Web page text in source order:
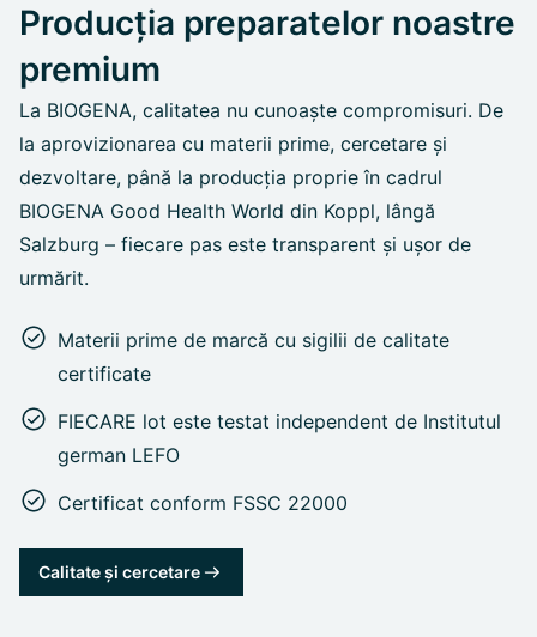
Producția preparatelor noastre
premium
La BIOGENA, calitatea nu cunoaște compromisuri. De
la aprovizionarea cu materii prime, cercetare și
dezvoltare, până la producția proprie în cadrul
BIOGENA Good Health World din Koppl, lângă
Salzburg – fiecare pas este transparent și ușor de
urmărit.
Materii prime de marcă cu sigilii de calitate
certificate
FIECARE lot este testat independent de Institutul
german LEFO
Certificat conform FSSC 22000
Calitate și cercetare